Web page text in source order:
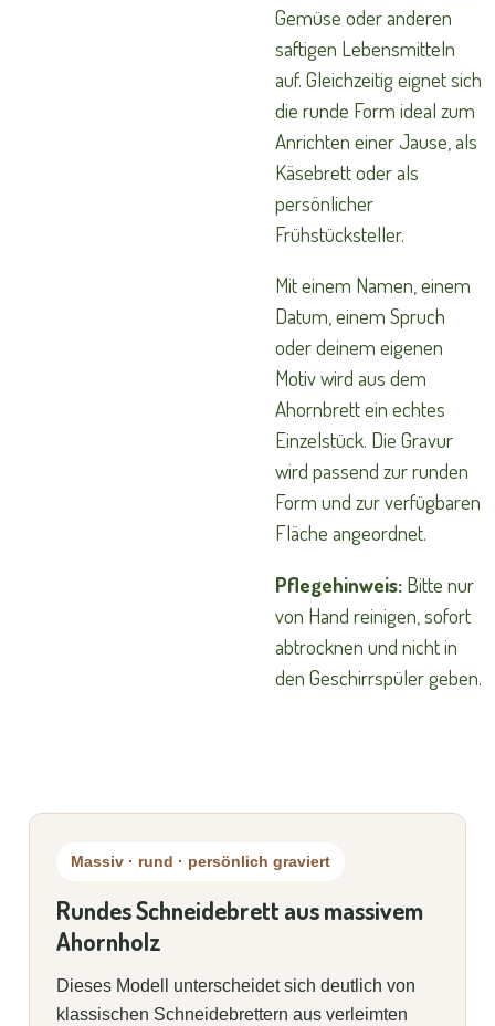
Gemüse oder anderen
saftigen Lebensmitteln
auf. Gleichzeitig eignet sich
die runde Form ideal zum
Anrichten einer Jause, als
Käsebrett oder als
persönlicher
Frühstücksteller.
Mit einem Namen, einem
Datum, einem Spruch
oder deinem eigenen
Motiv wird aus dem
Ahornbrett ein echtes
Einzelstück. Die Gravur
wird passend zur runden
Form und zur verfügbaren
Fläche angeordnet.
Pflegehinweis: Bitte nur
von Hand reinigen, sofort
abtrocknen und nicht in
den Geschirrspüler geben.
Massiv · rund · persönlich graviert
Rundes Schneidebrett aus massivem
Ahornholz
Dieses Modell unterscheidet sich deutlich von
klassischen Schneidebrettern aus verleimten